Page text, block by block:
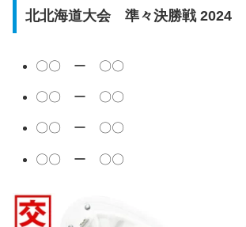
北北海道大会 準々決勝戦 2024
〇〇 ー 〇〇
〇〇 ー 〇〇
〇〇 ー 〇〇
〇〇 ー 〇〇